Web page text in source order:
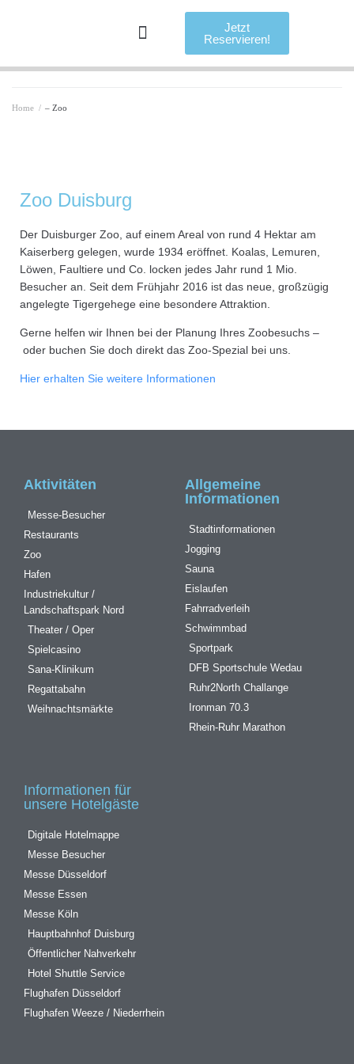
Jetzt
Reservieren!
Home / – Zoo
Zoo Duisburg
Der Duisburger Zoo, auf einem Areal von rund 4 Hektar am
Kaiserberg gelegen, wurde 1934 eröffnet. Koalas, Lemuren,
Löwen, Faultiere und Co. locken jedes Jahr rund 1 Mio.
Besucher an. Seit dem Frühjahr 2016 ist das neue, großzügig
angelegte Tigergehege eine besondere Attraktion.
Gerne helfen wir Ihnen bei der Planung Ihres Zoobesuchs –
oder buchen Sie doch direkt das Zoo-Spezial bei uns.
Hier erhalten Sie weitere Informationen
Aktivitäten
Messe-Besucher
Restaurants
Zoo
Hafen
Industriekultur /
Landschaftspark Nord
Theater / Oper
Spielcasino
Sana-Klinikum
Regattabahn
Weihnachtsmärkte
Allgemeine
Informationen
Stadtinformationen
Jogging
Sauna
Eislaufen
Fahrradverleih
Schwimmbad
Sportpark
DFB Sportschule Wedau
Ruhr2North Challange
Ironman 70.3
Rhein-Ruhr Marathon
Informationen für
unsere Hotelgäste
Digitale Hotelmappe
Messe Besucher
Messe Düsseldorf
Messe Essen
Messe Köln
Hauptbahnhof Duisburg
Öffentlicher Nahverkehr
Hotel Shuttle Service
Flughafen Düsseldorf
Flughafen Weeze / Niederrhein